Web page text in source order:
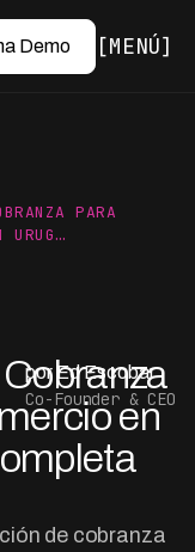
Demo MENÚ
PARA
URUG…
en
de cobranza
por Ed Escobar
Co-Founder & CEO